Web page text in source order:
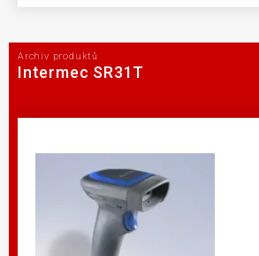
Archiv produktů
Intermec SR31T